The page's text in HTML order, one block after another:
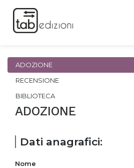
ADOZIONE
RECENSIONE
BIBLIOTECA
ADOZIONE
Dati anagrafici:
Nome